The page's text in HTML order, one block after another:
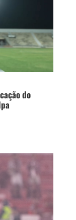
do